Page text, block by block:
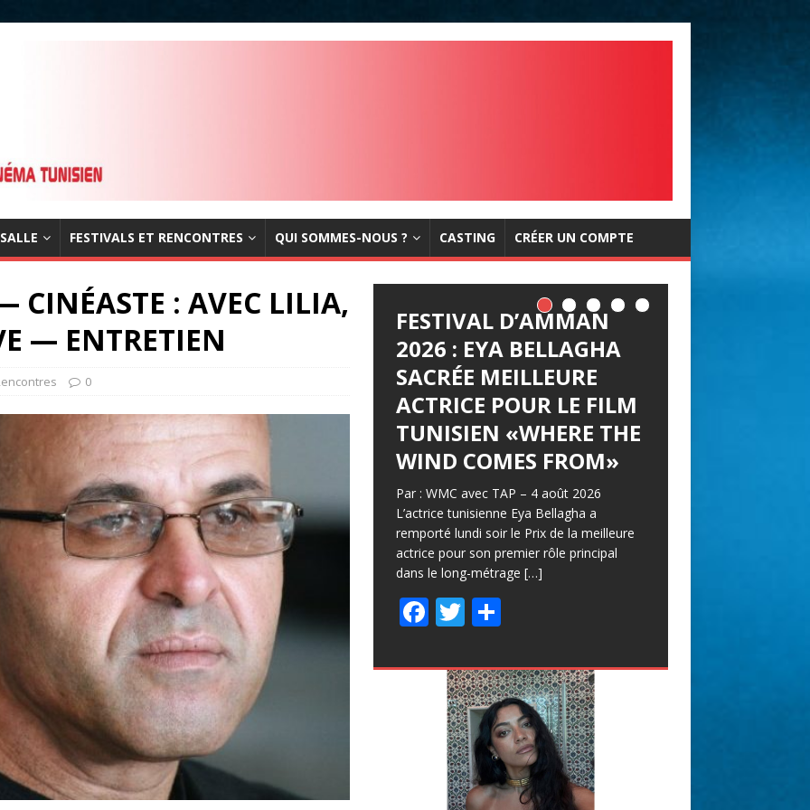
FESTIVALS ET RENCONTRES QUI SOMMES-NOUS ? CASTING CRÉER UN COMPTE
: AVEC LILIA,
— ENTRETIEN
0
FESTIVAL D’AMMAN
2026 : EYA BELLAGHA
SACRÉE MEILLEURE
ACTRICE POUR LE FILM
TUNISIEN «WHERE THE
WIND COMES FROM»
Par : WMC avec TAP – 4 août 2026
L’actrice tunisienne Eya Bellagha a
remporté lundi soir le Prix de la meilleure
actrice pour son premier rôle principal
dans le long-métrage […]
F
e
T
itt
er
P
ta
g
er